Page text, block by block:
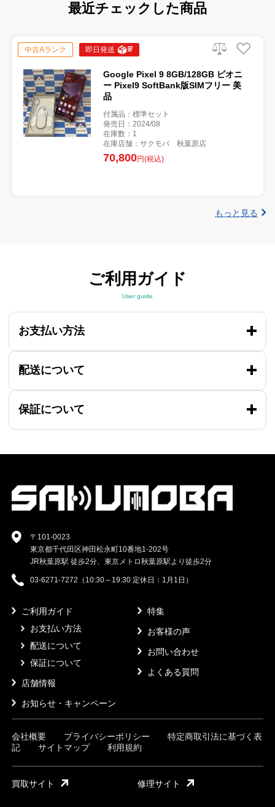
最近チェックした商品
中古Aランク 即日発送
Google Pixel 9 8GB/128GB ピオニ
ー Pixel9 SoftBank版SIMフリー 美
品
付属品：標準セット
発売日：2024/08
在庫数：1
在庫店舗：サクモバ 秋葉原店
70,800円(税込)
もっと見る
ご利用ガイド
User guide
お支払い方法
配送について
保証について
〒101-0023
東京都千代田区神田松永町10番地1-202号
JR秋葉原駅 徒歩2分、東京メトロ秋葉原駅より徒歩2分
03-6271-7272（10:30～19:30 定休日：1月1日）
ご利用ガイド
お支払い方法
配送について
保証について
店舗情報
お知らせ・キャンペーン
特集
お客様の声
お問い合わせ
よくある質問
会社概要 プライバシーポリシー
特定商取引法に基づく表
記
サイトマップ 利用規約
買取サイト 修理サイト